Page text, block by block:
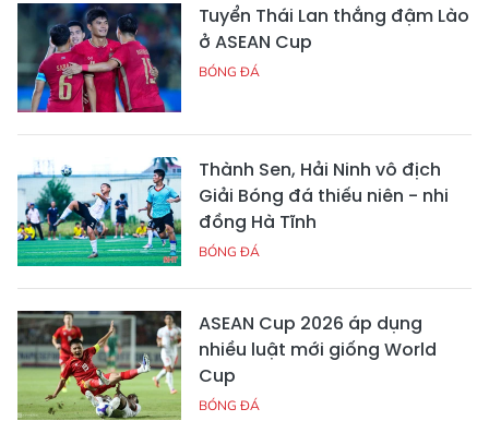
Tuyển Thái Lan thắng đậm Lào
ở ASEAN Cup
BÓNG ĐÁ
Thành Sen, Hải Ninh vô địch
Giải Bóng đá thiếu niên - nhi
đồng Hà Tĩnh
BÓNG ĐÁ
ASEAN Cup 2026 áp dụng
nhiều luật mới giống World
Cup
BÓNG ĐÁ